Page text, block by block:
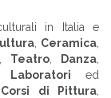
in Italia e
Ceramica
Teatro Danza
Laboratori ed
Corsi di Pittura